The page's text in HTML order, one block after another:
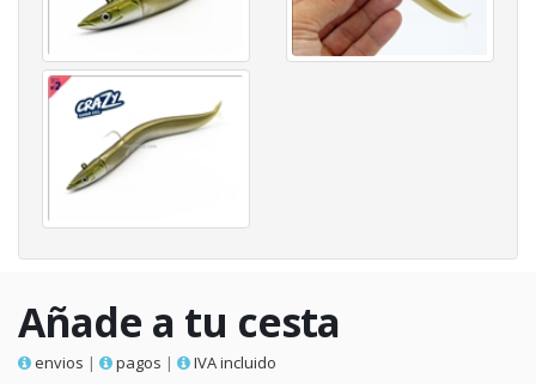
Añade a tu cesta
envios | pagos | IVA incluido